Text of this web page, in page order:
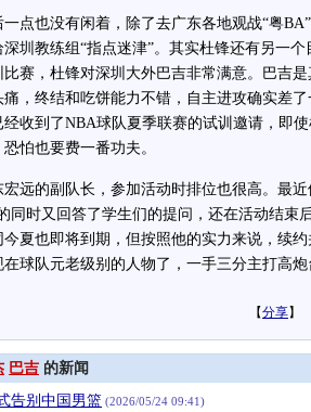
也没有闲着，除了去广东各地观战“粤
圳教练组“指点迷津”。其实杜锋还有另一
赛，杜锋对深圳大外巴吉非常满意。巴吉
，终结和吃饼能力不错，自主进攻确实差
收到了NBA球队夏季联赛的试训邀请，即
怕也要费一番功夫。
的副队长，参加活动时排位也很高。最近
同时又回答了学生们的提问，还在活动结束
夏也即将到期，但按照他的实力来说，续
球队元老级别的人物了，一手三分主打高
【分享】
巴吉 的新闻
告别中国男篮 (2026/05/24 09:41)